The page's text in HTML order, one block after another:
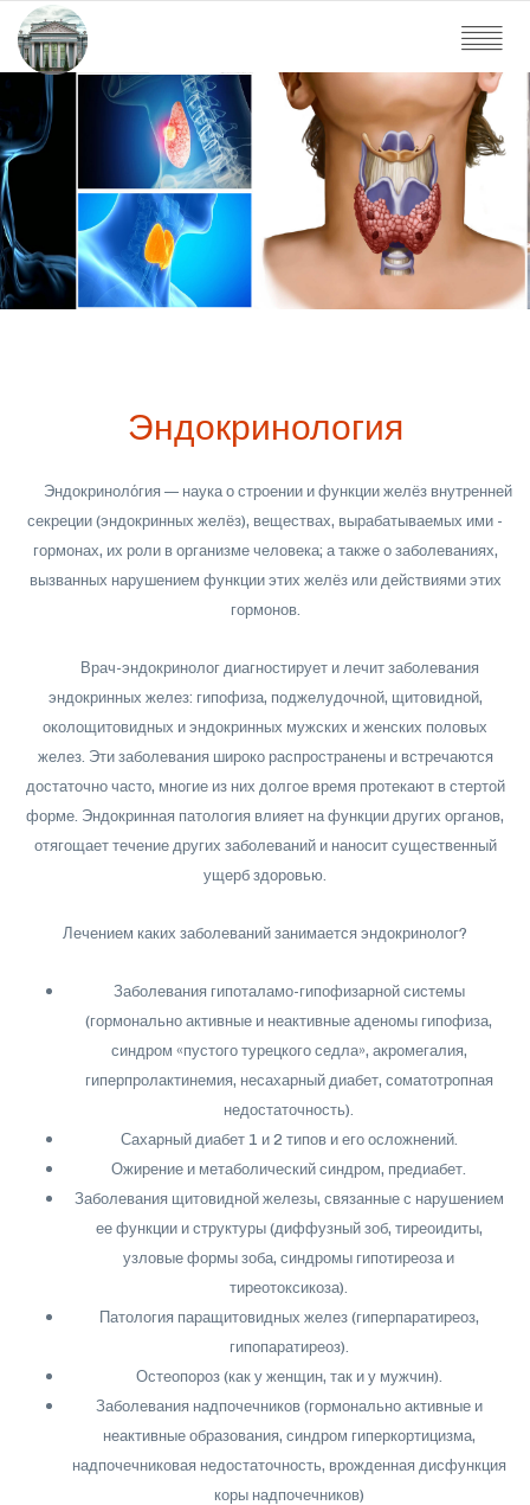
Эндокринология
Эндокриноло́гия — наука о строении и функции желёз внутренней
секреции (эндокринных желёз), веществах, вырабатываемых ими -
гормонах, их роли в организме человека; а также о заболеваниях,
вызванных нарушением функции этих желёз или действиями этих
гормонов.
Врач-эндокринолог диагностирует и лечит заболевания
эндокринных желез: гипофиза, поджелудочной, щитовидной,
околощитовидных и эндокринных мужских и женских половых
желез. Эти заболевания широко распространены и встречаются
достаточно часто, многие из них долгое время протекают в стертой
форме. Эндокринная патология влияет на функции других органов,
отягощает течение других заболеваний и наносит существенный
ущерб здоровью.
Лечением каких заболеваний занимается эндокринолог?
Заболевания гипоталамо-гипофизарной системы
(гормонально активные и неактивные аденомы гипофиза,
синдром «пустого турецкого седла», акромегалия,
гиперпролактинемия, несахарный диабет, соматотропная
недостаточность).
Сахарный диабет 1 и 2 типов и его осложнений.
Ожирение и метаболический синдром, предиабет.
Заболевания щитовидной железы, связанные с нарушением
ее функции и структуры (диффузный зоб, тиреоидиты,
узловые формы зоба, синдромы гипотиреоза и
тиреотоксикоза).
Патология паращитовидных желез (гиперпаратиреоз,
гипопаратиреоз).
Остеопороз (как у женщин, так и у мужчин).
Заболевания надпочечников (гормонально активные и
неактивные образования, синдром гиперкортицизма,
надпочечниковая недостаточность, врожденная дисфункция
коры надпочечников)